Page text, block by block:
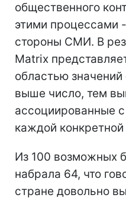
общественного
этими процессами
стороны СМИ. В
Matrix
областью значений
выше число, тем
ассоциированные
каждой
Из 100 возможных
набрала 64, что
стране довольно